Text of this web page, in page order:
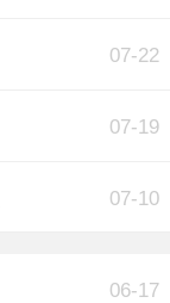
07-22
07-19
07-10
06-17